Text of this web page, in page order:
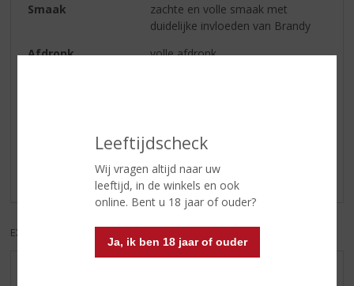
Leeftijdscheck
Wij vragen altijd naar uw
leeftijd, in de winkels en ook
online. Bent u 18 jaar of ouder?
Ja, ik ben 18 jaar of ouder
Smaak
zachte en volle smaak met
duidelijke invloeden van Brandy
Afdronk
volle afdronk.
Schrijf een review
Er zijn nog geen reviews geplaatst voor dit product
EXCL. BTW